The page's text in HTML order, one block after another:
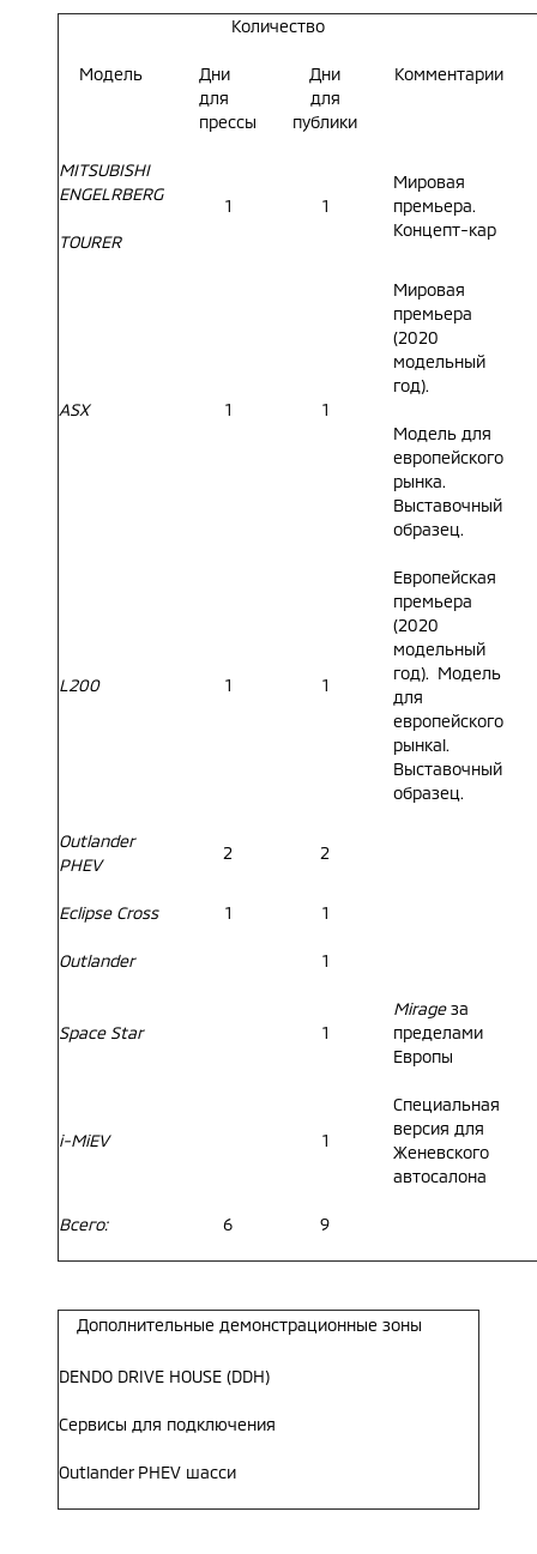
Модель
Количество
Комментарии
Дни
для
прессы
Дни
для
публики
MITSUBISHI
ENGELRBERG
TOURER
1 1
Мировая
премьера.
Концепт-кар
ASX 1 1
Мировая
премьера
(2020
модельный
год).
Модель для
европейского
рынка.
Выставочный
образец.
L200 1 1
Европейская
премьера
(2020
модельный
год). Модель
для
европейского
рынкаl.
Выставочный
образец.
Outlander
PHEV
2 2
Eclipse Cross 1 1
Outlander 1
Space Star 1
Mirageза
пределами
Европы
i-MiEV 1
Специальная
версия для
Женевского
автосалона
Всего: 6 9
Дополнительные демонстрационные зоны
DENDO DRIVE HOUSE (DDH)
Сервисы для подключения
Outlander PHEV шасси